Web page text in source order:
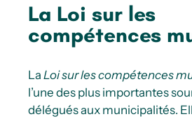
La Loi sur les
compétences
La Loi sur les compétences
l’une des plus importantes
délégués aux municipalités.